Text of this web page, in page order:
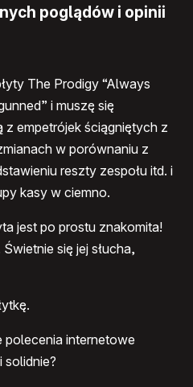
poglądów i opinii
The Prodigy “Always
i muszę się
z empetrójek ściągniętych z
w porównaniu z
reszty zespołu itd. i
kasy w ciemno.
jest po prostu znakomita!
się jej słucha,
polecenia internetowe
solidnie?